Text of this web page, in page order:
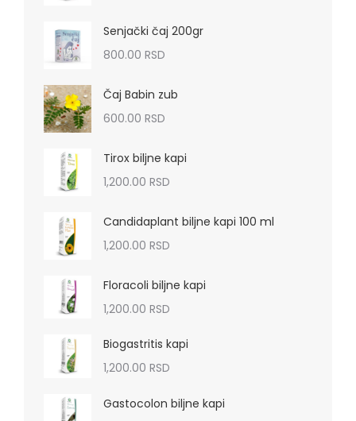
Senjački čaj 200gr
800.00 RSD
Čaj Babin zub
600.00 RSD
Tirox biljne kapi
1,200.00 RSD
Candidaplant biljne kapi 100 ml
1,200.00 RSD
Floracoli biljne kapi
1,200.00 RSD
Biogastritis kapi
1,200.00 RSD
Gastocolon biljne kapi